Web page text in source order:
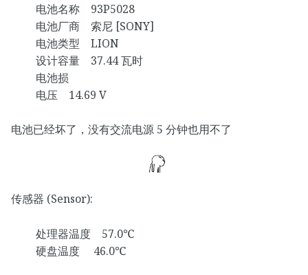
电池名称 93P5028
电池厂商 索尼 [SONY]
电池类型 LION
设计容量 37.44 瓦时
电池损
电压 14.69 V
电池已经坏了，没有交流电源 5 分钟也用不了
传感器 (Sensor):
处理器温度 57.0℃
硬盘温度 46.0℃